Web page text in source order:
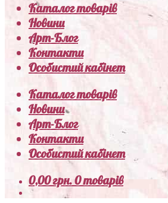
Каталог товарів
Новини
Арт-Блог
Контакти
Особистий кабінет
Каталог товарів
Новини
Арт-Блог
Контакти
Особистий кабінет
0,00грн.0 товарів